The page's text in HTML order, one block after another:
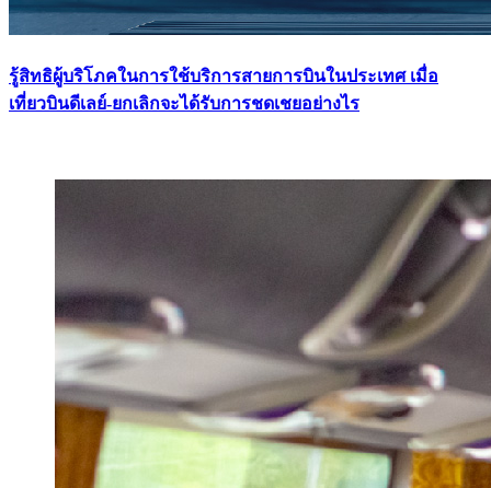
รู้สิทธิผู้บริโภคในการใช้บริการสายการบินในประเทศ เมื่อ
เที่ยวบินดีเลย์-ยกเลิกจะได้รับการชดเชยอย่างไร